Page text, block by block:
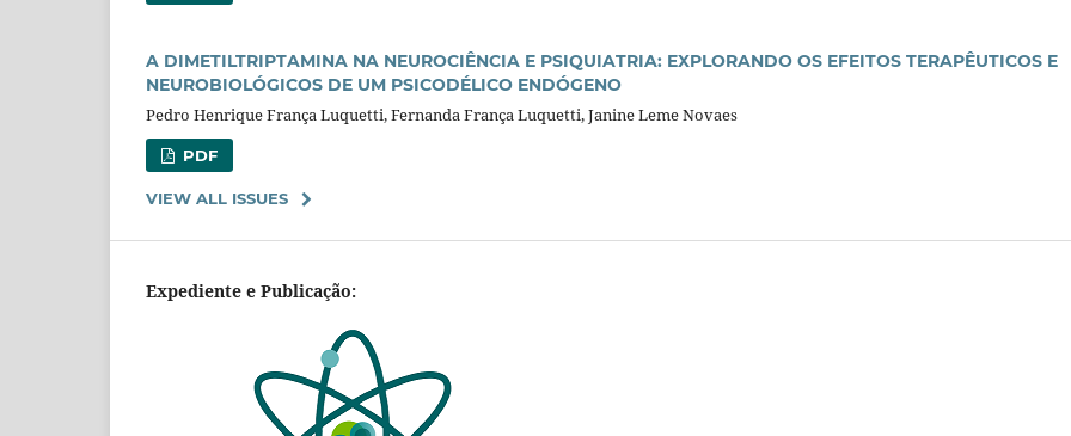
A DIMETILTRIPTAMINA NA NEUROCIÊNCIA E PSIQUIATRIA: EXPLORANDO OS EFEITOS TERAPÊUTICOS E
NEUROBIOLÓGICOS DE UM PSICODÉLICO ENDÓGENO
Pedro Henrique França Luquetti, Fernanda França Luquetti, Janine Leme Novaes
PDF
VIEW ALL ISSUES
Expediente e Publicação: